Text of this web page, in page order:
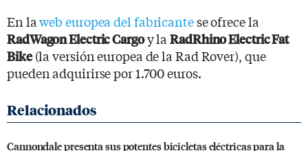
En laweb europea del fabricantese ofrece la
RadWagon Electric Cargoy laRadRhino Electric Fat
Bike(la versión europea de la Rad Rover), que
pueden adquirirse por 1.700 euros.
Cannondale presenta sus potentes bicicletas eléctricas para la